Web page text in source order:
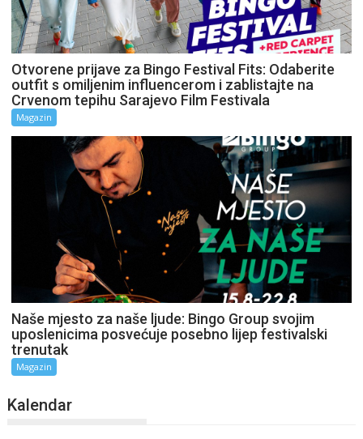
Otvorene prijave za Bingo Festival Fits: Odaberite
outfit s omiljenim influencerom i zablistajte na
Crvenom tepihu Sarajevo Film Festivala
Magazin
Naše mjesto za naše ljude: Bingo Group svojim
uposlenicima posvećuje posebno lijep festivalski
trenutak
Magazin
Kalendar